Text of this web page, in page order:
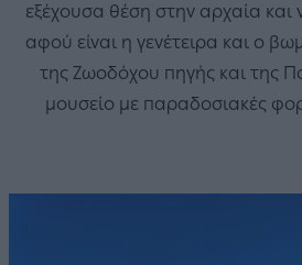
εξέχουσα θέση στην αρχαία και
αφού είναι η γενέτειρα και ο
της Ζωοδόχου πηγής και της
μουσείο με παραδοσιακές